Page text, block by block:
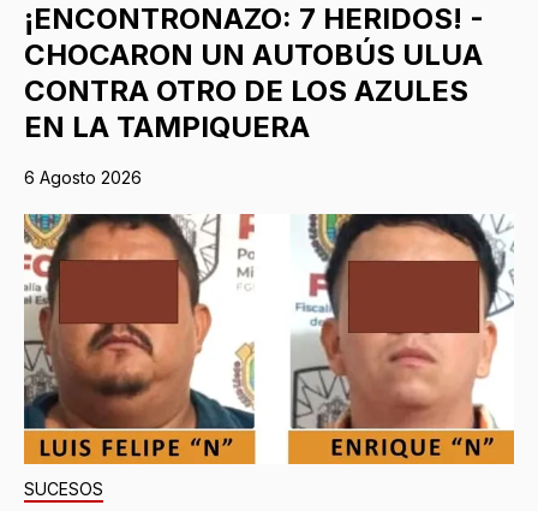
¡ENCONTRONAZO: 7 HERIDOS! -
CHOCARON UN AUTOBÚS ULUA
CONTRA OTRO DE LOS AZULES
EN LA TAMPIQUERA
6 Agosto 2026
SUCESOS